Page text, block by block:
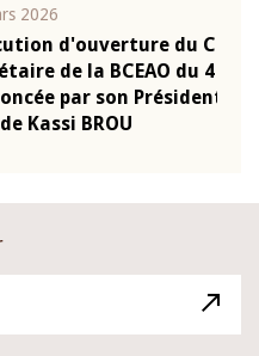
Comité de Politique
4 mars 2026,
Monsieur Jean-